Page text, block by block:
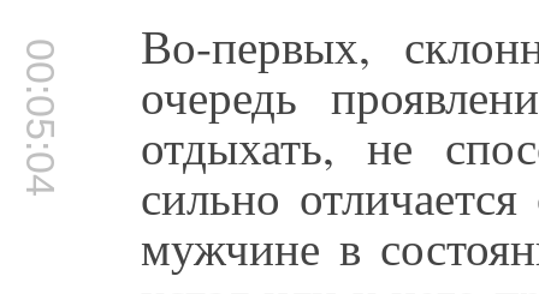
00:05:04 Во-первых,
очередь
отдыхать, не
сильно
мужчине в